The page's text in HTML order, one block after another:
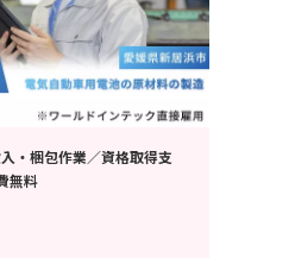
・梱包作業／資格取得支
無料